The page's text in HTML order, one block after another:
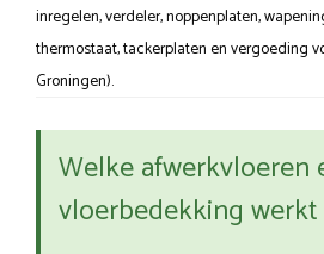
inregelen, verdeler, noppenplaten,
thermostaat, tackerplaten en vergoeding
Groningen).
Welke afwerkvloeren
vloerbedekking